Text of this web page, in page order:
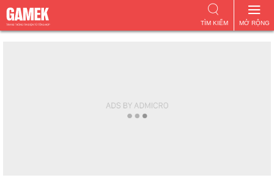
MỞ RỘNG
TÌM KIẾM